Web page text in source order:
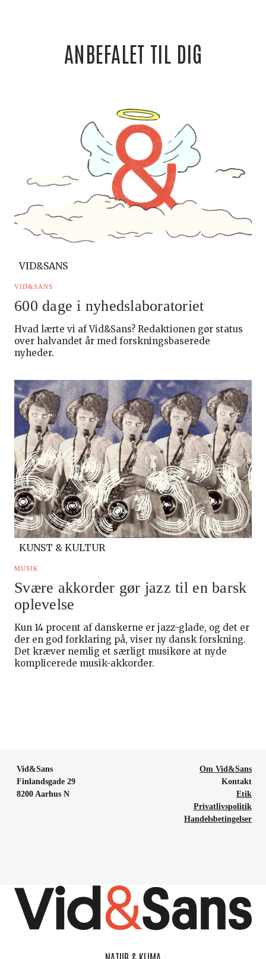
ANBEFALET TIL DIG
VID&SANS
VID&SANS
600 dage i nyhedslaboratoriet
Hvad lærte vi af Vid&Sans? Redaktionen gør status
over halvandet år med forskningsbaserede
nyheder.
KUNST & KULTUR
MUSIK
Svære akkorder gør jazz til en barsk
oplevelse
Kun 14 procent af danskerne er jazz-glade, og det er
der en god forklaring på, viser ny dansk forskning.
Det kræver nemlig et særligt musikøre at nyde
komplicerede musik-akkorder.
Vid&Sans
Finlandsgade 29
8200 Aarhus N
Om Vid&Sans
Kontakt
Etik
Privatlivspolitik
Handelsbetingelser